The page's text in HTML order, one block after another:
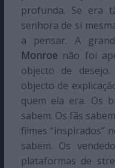
profunda. Se era
senhora de si
a pensar. A
Monroenão foi
objecto de
objecto de
quem ela era. Os
sabem. Os fãs
filmes “inspirados”
sabem. Os
plataformas de